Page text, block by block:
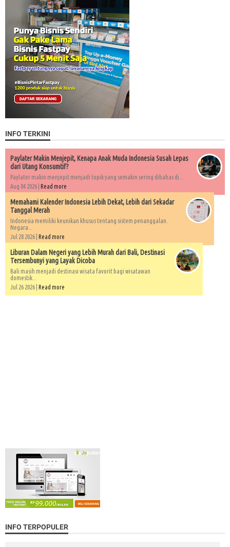
INFO TERKINI
Paylater Makin Menjepit, Kenapa Anak Muda Indonesia Susah Lepas
dari Utang Konsumtif?
Paylater makin menjepit menjadi topik yang semakin sering dibahas di...
Aug 04 2026 | Read more
Memahami Kalender Indonesia Lebih Dekat, Lebih dari Sekadar
Tanggal Merah
Indonesia memiliki keunikan khusus tentang sistem penanggalan.
Negara...
Jul 28 2026 | Read more
Liburan Dalam Negeri yang Lebih Murah dari Bali, Destinasi
Tersembunyi yang Layak Dicoba
Bali masih menjadi destinasi wisata favorit bagi wisatawan
domestik...
Jul 26 2026 | Read more
INFO TERPOPULER